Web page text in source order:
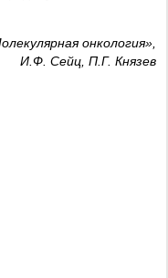
онкология»,
И.Ф. Сейц, П.Г. Князев